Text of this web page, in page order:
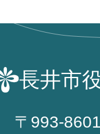
長井市
〒993-